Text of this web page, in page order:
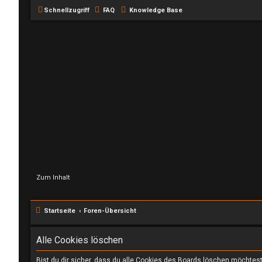
Schnellzugriff FAQ Knowledge Base
Zum Inhalt
Startseite Foren-Übersicht
Alle Cookies löschen
Bist du dir sicher, dass du alle Cookies des Boards löschen